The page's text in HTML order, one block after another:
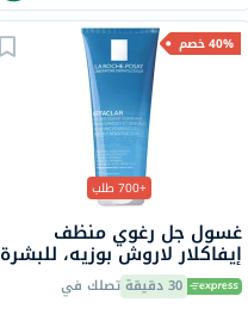
40% خصم
+700 طلب
غسول جل رغوي منظف
إيفاكلار لاروش بوزيه، للبشرة
الدهنية - 200 مل
30 دقيقة تصلك في